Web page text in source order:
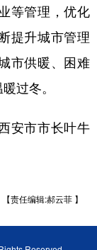
等管理，优化
提升城市管理
市供暖、困难
过冬。
安市市长叶牛
【责任编辑:郝云菲 】